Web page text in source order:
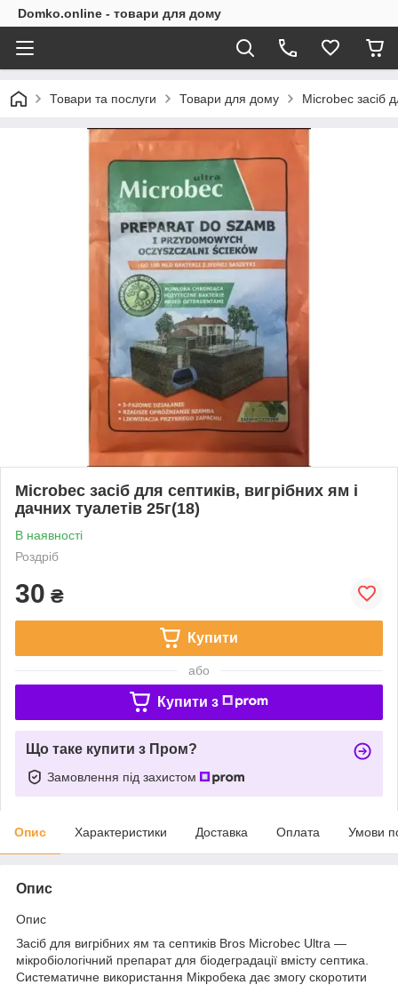
Domko.online - товари для дому
Товари та послуги Товари для дому Microbec засіб
Microbec засіб для септиків, вигрібних ям і
дачних туалетів 25г(18)
В наявності
Роздріб
30 ₴
Купити
або
Купити з
Що таке купити з Пром?
Замовлення під захистом
Опис Характеристики Доставка Оплата Умови
Опис
Опис
Засіб для вигрібних ям та септиків Bros Microbec Ultra —
мікробіологічний препарат для біодеградації вмісту септика.
Систематичне використання Мікробека дає змогу скоротити